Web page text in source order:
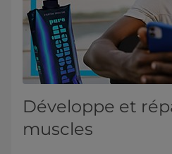
Développe et
muscles